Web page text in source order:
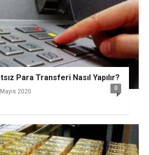
Para Transferi Nasıl Yapılır?
2020 0